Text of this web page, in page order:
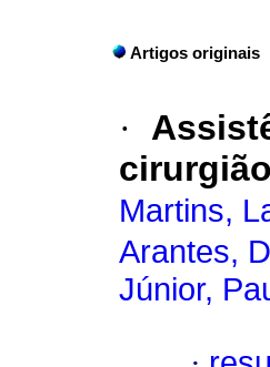
Artigos originais
·
Martins,
Arantes,
Júnior,